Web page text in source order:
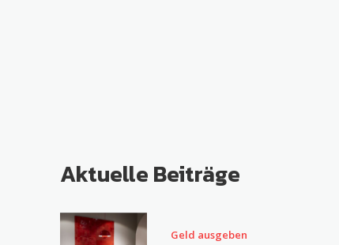
Aktuelle Beiträge
Geld ausgeben